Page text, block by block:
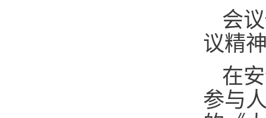
会
议精
在
参与